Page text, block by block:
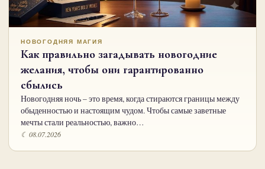
НОВОГОДНЯЯ МАГИЯ
Как правильно загадывать новогодние
желания, чтобы они гарантированно
сбылись
Новогодняя ночь – это время, когда стираются границы между
обыденностью и настоящим чудом. Чтобы самые заветные
мечты стали реальностью, важно…
☾ 08.07.2026